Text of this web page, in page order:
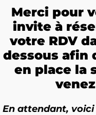
Merci pour
invite à
votre RDV
dessous afin
en place la
En attendant,